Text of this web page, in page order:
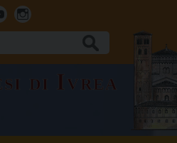
YoutubeInstagram
di Ivrea